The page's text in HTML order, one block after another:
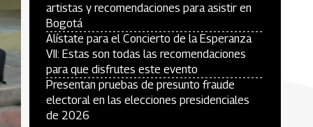
artistas y recomendaciones para asistir en
Bogotá
Alístate para el Concierto de la Esperanza
VII: Estas son todas las recomendaciones
para que disfrutes este evento
Presentan pruebas de presunto fraude
electoral en las elecciones presidenciales
de 2026